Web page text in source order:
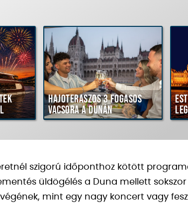
Hajóteraszos 3 fogásos
vacsora a Dunán
szigorú időponthoz kötött
üldögélés a Duna mellett sokszor
mint egy nagy koncert vagy